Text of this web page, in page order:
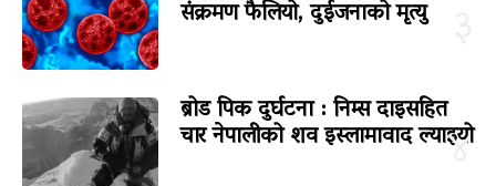
संक्रमण फैलियो, दुईजनाको मृत्यु
४
ब्रोड पिक दुर्घटना : निम्स दाइसहित
चार नेपालीको शव इस्लामावाद ल्याइयो